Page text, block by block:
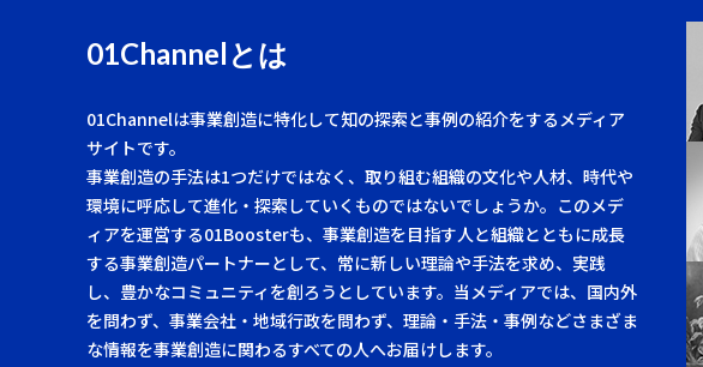
01Channelとは
01Channelは事業創造に特化して知の探索と事例の紹介をするメディア
サイトです。
事業創造の手法は1つだけではなく、取り組む組織の文化や人材、時代や
環境に呼応して進化・探索していくものではないでしょうか。このメデ
ィアを運営する01Boosterも、事業創造を目指す人と組織とともに成長
する事業創造パートナーとして、常に新しい理論や手法を求め、実践
し、豊かなコミュニティを創ろうとしています。当メディアでは、国内外
を問わず、事業会社・地域行政を問わず、理論・手法・事例などさまざま
な情報を事業創造に関わるすべての人へお届けします。